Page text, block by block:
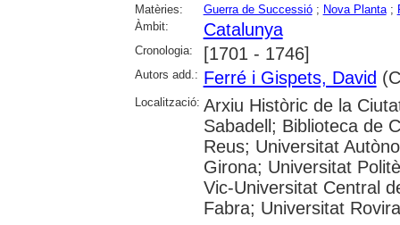
Matèries: Guerra de Successió; Nova Planta;
Àmbit:
Catalunya
Cronologia: [1701 - 1746]
Autors add.: Ferré i Gispets, David
Localització: Arxiu Històric de la
Sabadell; Biblioteca de
Reus; Universitat
Girona; Universitat
Vic-Universitat Central
Fabra; Universitat